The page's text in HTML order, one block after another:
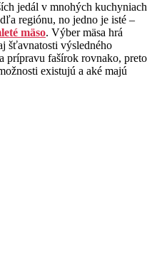
jedál v mnohých kuchyniach
regiónu, no jedno je isté –
mäso. Výber mäsa hrá
šťavnatosti výsledného
prípravu fašírok rovnako, preto
existujú a aké majú